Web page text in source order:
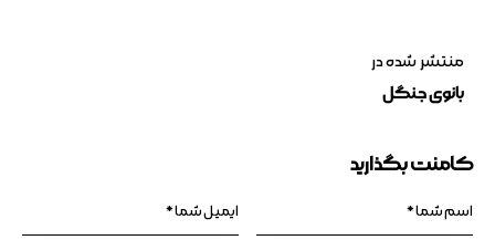
منتشر شده در
بانوی جنگل
کامنت بگذارید